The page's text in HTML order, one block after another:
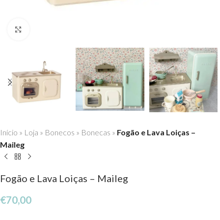
Início » Loja » Bonecos » Bonecas » Fogão e Lava Loiças –
Maileg
Fogão e Lava Loiças – Maileg
€70,00